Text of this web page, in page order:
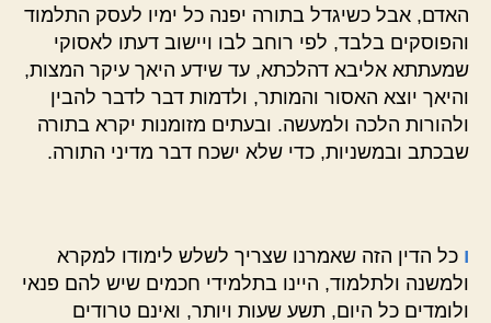
האדם, אבל כשיגדל בתורה יפנה כל ימיו לעסק התלמוד
והפוסקים בלבד, לפי רוחב לבו ויישוב דעתו לאסוקי
שמעתתא אליבא דהלכתא, עד שידע היאך עיקר המצות,
והיאך יוצא האסור והמותר, ולדמות דבר לדבר להבין
ולהורות הלכה ולמעשה. ובעתים מזומנות יקרא בתורה
שבכתב ובמשניות, כדי שלא ישכח דבר מדיני התורה.
ו כל הדין הזה שאמרנו שצריך לשלש לימודו למקרא
ולמשנה ולתלמוד, היינו בתלמידי חכמים שיש להם פנאי
ולומדים כל היום, תשע שעות ויותר, ואינם טרודים